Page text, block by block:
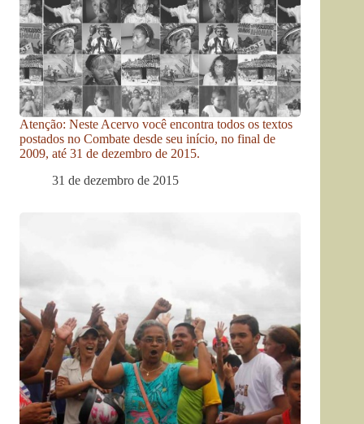
Atenção: Neste Acervo você encontra todos os textos
postados no Combate desde seu início, no final de
2009, até 31 de dezembro de 2015.
31 de dezembro de 2015